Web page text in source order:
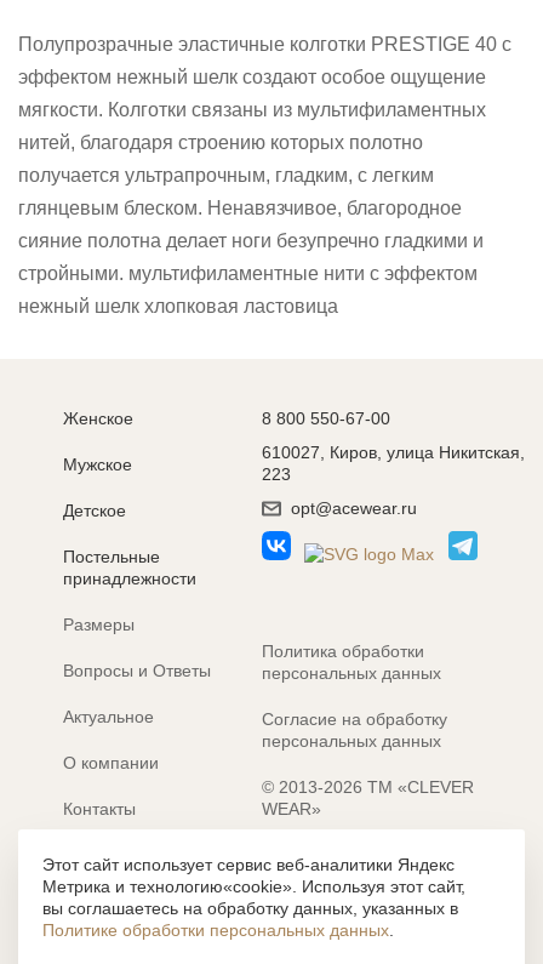
Полупрозрачные эластичные колготки PRESTIGE 40 с
эффектом нежный шелк создают особое ощущение
мягкости. Колготки связаны из мультифиламентных
нитей, благодаря строению которых полотно
получается ультрапрочным, гладким, с легким
глянцевым блеском. Ненавязчивое, благородное
сияние полотна делает ноги безупречно гладкими и
стройными. мультифиламентные нити с эффектом
нежный шелк хлопковая ластовица
Женское
Мужское
Детское
Постельные
принадлежности
Размеры
Вопросы и Ответы
Актуальное
О компании
Контакты
Электронные каталоги
8 800 550-67-00
610027, Киров, улица Никитская,
223
opt@acewear.ru
Политика обработки
персональных данных
Согласие на обработку
персональных данных
© 2013-2026 ТМ «CLEVER
WEAR»
Разработка сайта: MACHAON
Все содержание, представленное или отраженное на сайте
https://clever-style.ru, включая, но не ограничиваясь, текстом,
графикой, фотографиями, иллюстрациями и т.д., являются
Этот сайт использует сервис веб-аналитики Яндекс
Метрика и технологию«cookie». Используя этот сайт,
вы соглашаетесь на обработку данных, указанных в
Политике обработки персональных данных